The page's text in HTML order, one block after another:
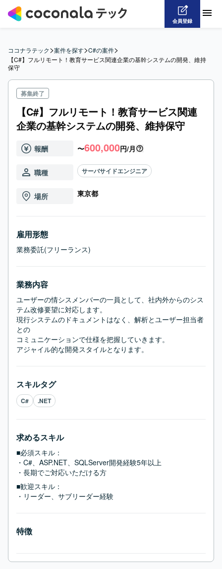
会員登録
ココナラテック>案件を探す>C#の案件>
【C#】フルリモート！教育サービス関連企業の基幹システムの開発、維持
保守
募集終了
【C#】フルリモート！教育サービス関連
企業の基幹システムの開発、維持保守
報酬 〜600,000円/月
職種 サーバサイドエンジニア
場所 東京都
雇用形態
業務委託(フリーランス)
業務内容
ユーザーの情シスメンバーの一員として、社内外からのシス
テム改修要望に対応します。
現行システムのドキュメントはなく、解析とユーザー担当者
との
コミュニケーションで仕様を把握していきます。
アジャイル的な開発スタイルとなります。
スキルタグ
C# .NET
求めるスキル
■必須スキル：
・C#、ASP.NET、SQLServer開発経験5年以上
・長期でご対応いただける方
■歓迎スキル：
・リーダー、サブリーダー経験
特徴